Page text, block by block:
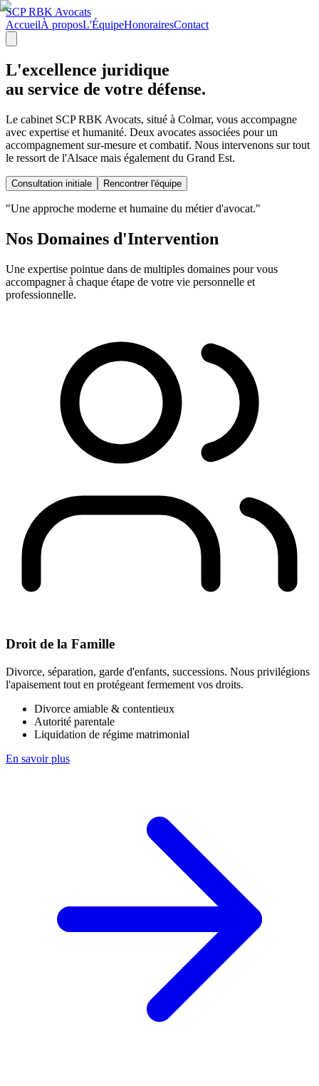
SCP RBK Avocats
AccueilÀ proposL'ÉquipeHonorairesContact
L'excellence juridique
au service de votre défense.
Le cabinet SCP RBK Avocats, situé à Colmar, vous accompagne
avec expertise et humanité. Deux avocates associées pour un
accompagnement sur-mesure et combatif. Nous intervenons sur tout
le ressort de l'Alsace mais également du Grand Est.
Consultation initiale Rencontrer l'équipe
"Une approche moderne et humaine du métier d'avocat."
Nos Domaines d'Intervention
Une expertise pointue dans de multiples domaines pour vous
accompagner à chaque étape de votre vie personnelle et
professionnelle.
Droit de la Famille
Divorce, séparation, garde d'enfants, successions. Nous privilégions
l'apaisement tout en protégeant fermement vos droits.
Divorce amiable & contentieux
Autorité parentale
Liquidation de régime matrimonial
En savoir plus